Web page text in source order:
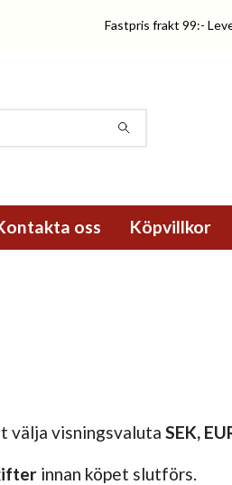
Fastpris frakt 99:-
oss Köpvillkor
välja visningsvaluta SEK,
innan köpet slutförs.